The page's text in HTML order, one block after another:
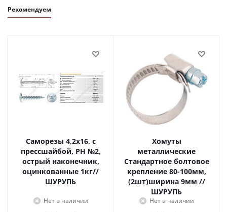
Рекомендуем
Саморезы 4,2х16, с
прессшайбой, PH №2,
острый наконечник,
оцинкованные 1кг//
ШУРУПЬ
Нет в наличии
Хомуты
металлические
Стандартное болтовое
крепление 80-100мм,
(2шт)ширина 9мм //
ШУРУПЬ
Нет в наличии